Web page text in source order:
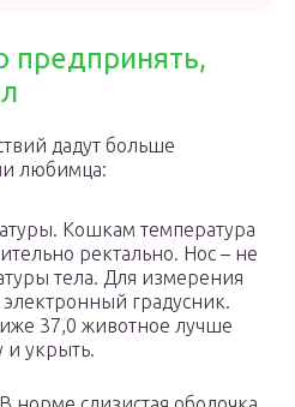
предпринять,
дадут больше
любимца:
Кошкам температура
ректально. Нос – не
тела. Для измерения
градусник.
37,0 животное лучше
и укрыть.